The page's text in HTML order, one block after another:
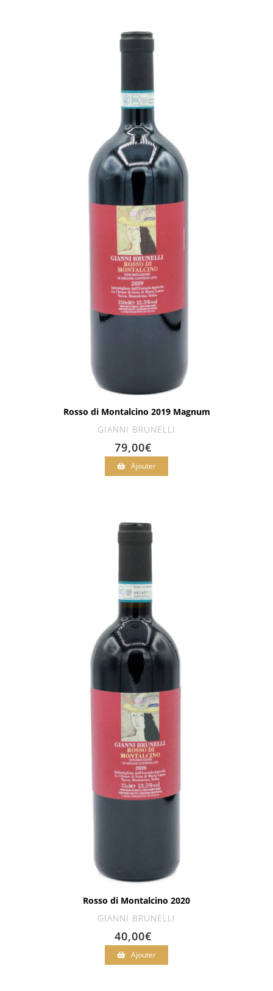
Rosso di Montalcino 2019 Magnum
GIANNI BRUNELLI
79,00€
Ajouter
Rosso di Montalcino 2020
GIANNI BRUNELLI
40,00€
Ajouter